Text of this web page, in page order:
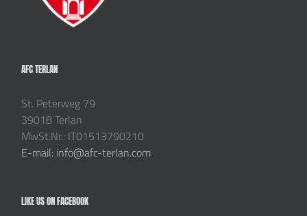
AFC TERLAN
St. Peterweg 79
39018 Terlan
MwSt.Nr.: IT01513790210
E-mail: info@afc-terlan.com
LIKE US ON FACEBOOK